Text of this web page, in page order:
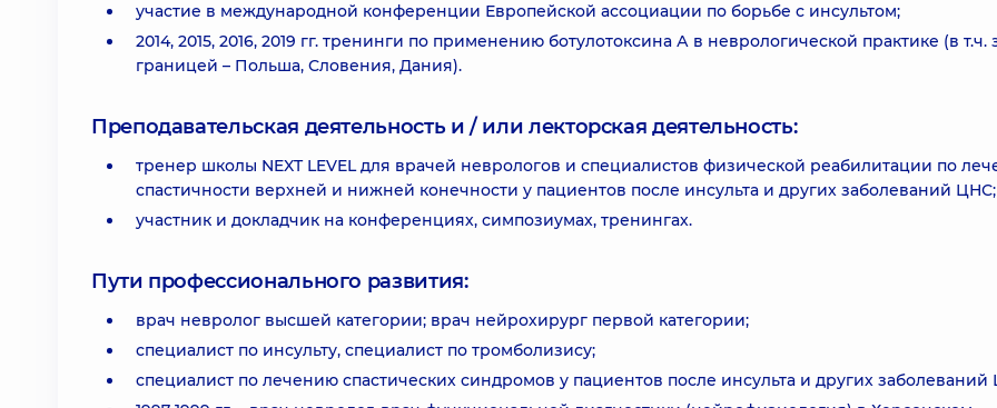
участие в международной конференции Европейской ассоциации по борьбе с инсультом;
2014, 2015, 2016, 2019 гг. тренинги по применению ботулотоксина А в неврологической практике (в т.ч.
границей – Польша, Словения, Дания).
Преподавательская деятельность и / или лекторская деятельность:
тренер школы NEXT LEVEL для врачей неврологов и специалистов физической реабилитации по
спастичности верхней и нижней конечности у пациентов после инсульта и других заболеваний ЦНС;
участник и докладчик на конференциях, симпозиумах, тренингах.
Пути профессионального развития:
врач невролог высшей категории; врач нейрохирург первой категории;
специалист по инсульту, специалист по тромболизису;
специалист по лечению спастических синдромов у пациентов после инсульта и других заболеваний